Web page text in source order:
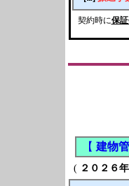
契約時に保
【建物
( ２０２６